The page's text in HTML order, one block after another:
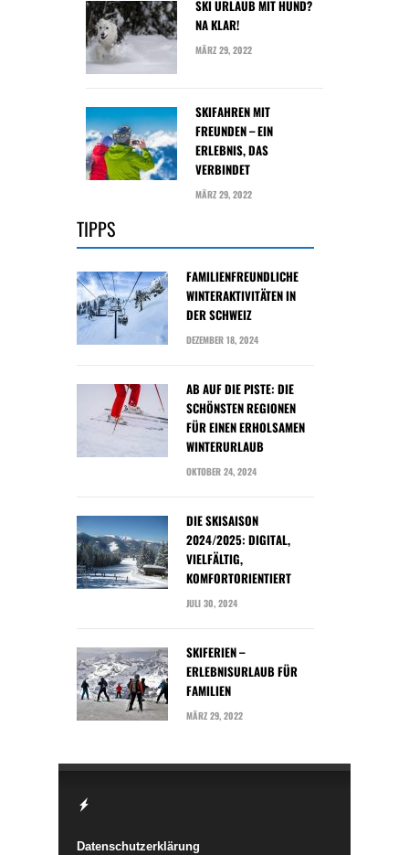
SKI URLAUB MIT HUND?
NA KLAR!
MÄRZ 29, 2022
SKIFAHREN MIT
FREUNDEN – EIN
ERLEBNIS, DAS
VERBINDET
MÄRZ 29, 2022
TIPPS
FAMILIENFREUNDLICHE
WINTERAKTIVITÄTEN IN
DER SCHWEIZ
DEZEMBER 18, 2024
AB AUF DIE PISTE: DIE
SCHÖNSTEN REGIONEN
FÜR EINEN ERHOLSAMEN
WINTERURLAUB
OKTOBER 24, 2024
DIE SKISAISON
2024/2025: DIGITAL,
VIELFÄLTIG,
KOMFORTORIENTIERT
JULI 30, 2024
SKIFERIEN –
ERLEBNISURLAUB FÜR
FAMILIEN
MÄRZ 29, 2022
Datenschutzerklärung